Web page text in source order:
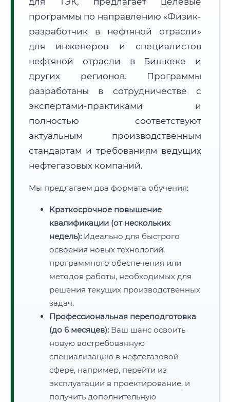
Расчет логистики оригиналов:
• Маршрут транзита:
~1 482 км
• Экспресс-доставка СДЭК / Почтой:
📜 Документы и аккредитация
программы по направлению «Физик-
разработчик в нефтяной отрасли»
для инженеров и специалистов
нефтяной отрасли в Бишкеке и
других регионов. Программы
разработаны в сотрудничестве с
экспертами-практиками и
полностью соответствуют
актуальным производственным
стандартам и требованиям ведущих
нефтегазовых компаний.
Мы предлагаем два формата обучения:
Краткосрочное повышение
квалификации (от нескольких
недель): Идеально для быстрого
освоения новых технологий,
программного обеспечения или
методов работы, необходимых для
решения текущих производственных
задач.
Профессиональная переподготовка
(до 6 месяцев): Ваш шанс освоить
новую востребованную
специализацию в нефтегазовой
сфере, например, перейти из
эксплуатации в проектирование, и
получить дополнительную